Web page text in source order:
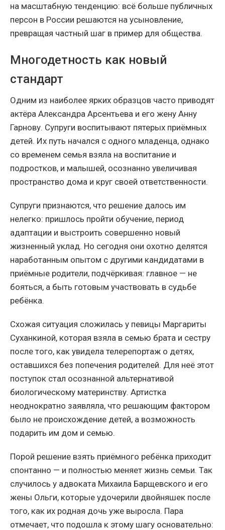
на масштабную тенденцию: всё больше публичных
персон в России решаются на усыновление,
превращая частный шаг в пример для общества.
Многодетность как новый
стандарт
Одним из наиболее ярких образцов часто приводят
актёра Александра Арсентьева и его жену Анну
Гарнову. Супруги воспитывают пятерых приёмных
детей. Их путь начался с одного младенца, однако
со временем семья взяла на воспитание и
подростков, и малышей, осознанно увеличивая
пространство дома и круг своей ответственности.
Супруги признаются, что решение далось им
нелегко: пришлось пройти обучение, период
адаптации и выстроить совершенно новый
жизненный уклад. Но сегодня они охотно делятся
наработанным опытом с другими кандидатами в
приёмные родители, подчёркивая: главное — не
бояться, а быть готовым участвовать в судьбе
ребёнка.
Схожая ситуация сложилась у певицы Маргариты
Суханкиной, которая взяла в семью брата и сестру
после того, как увидела телерепортаж о детях,
оставшихся без попечения родителей. Для неё этот
поступок стал осознанной альтернативой
биологическому материнству. Артистка
неоднократно заявляла, что решающим фактором
было не происхождение детей, а возможность
подарить им дом и семью.
Порой решение взять приёмного ребёнка приходит
спонтанно — и полностью меняет жизнь семьи. Так
случилось у адвоката Михаила Барщевского и его
жены Ольги, которые удочерили двойняшек после
того, как их родная дочь уже выросла. Пара
отмечает, что подошла к этому шагу основательно: